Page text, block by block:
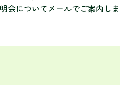
会についてメールでご案内し